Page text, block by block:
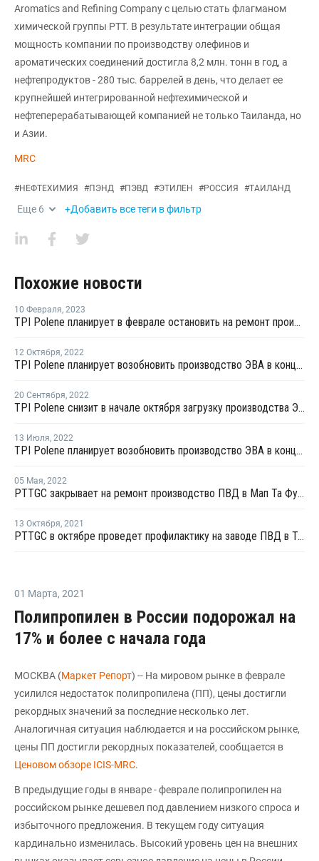
Aromatics and Refining Company с целью стать флагманом
химической группы PTT. В результате интеграции общая
мощность компании по производству олефинов и
ароматических соединений достигла 8,2 млн. тонн в год, а
нефтепродуктов - 280 тыс. баррелей в день, что делает ее
крупнейшей интегрированной нефтехимической и
нефтеперерабатывающей компанией не только Таиланда, но
и Азии.
MRC
#НЕФТЕХИМИЯ #ПЭНД #ПЭВД #ЭТИЛЕН #РОССИЯ #ТАИЛАНД
Еще 6 +Добавить все теги в фильтр
Похожие новости
10 Февраля, 2023
TPI Polene планирует в феврале остановить на ремонт производство ЭВА в Таиланде
12 Октября, 2022
TPI Polene планирует возобновить производство ЭВА в конце октября
20 Сентября, 2022
TPI Polene снизит в начале октября загрузку производства ЭВА в Таиланде
13 Июля, 2022
TPI Polene планирует возобновить производство ЭВА в конце июля
05 Мая, 2022
PTTGC закрывает на ремонт производство ПВД в Мап Та Футе
13 Октября, 2021
PTTGC в октябре проведет профилактику на заводе ПВД в Таиланде
01 Марта, 2021
Полипропилен в России подорожал на
17% и более с начала года
МОСКВА (Маркет Репорт) -- На мировом рынке в феврале
усилился недостаток полипропилена (ПП), цены достигли
рекордных значений за последние несколько лет.
Аналогичная ситуация наблюдается и на российском рынке,
цены ПП достигли рекордных показателей, сообщается в
Ценовом обзоре ICIS-MRC.
В предыдущие годы в январе - феврале полипропилен на
российском рынке дешевел под давлением низкого спроса и
избыточного предложения. В текущем году ситуация
кардинально изменилась. Высокий уровень цен на внешних